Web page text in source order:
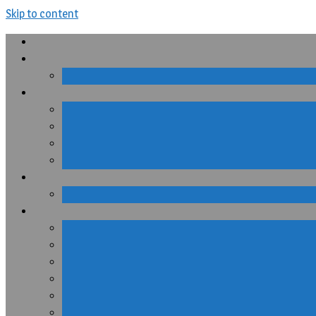
Skip to content